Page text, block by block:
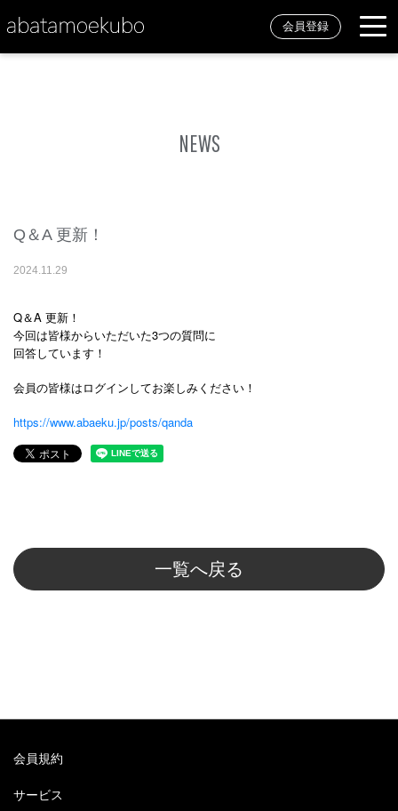
会員登録
NEWS
Q＆A 更新！
2024.11.29
Q＆A 更新！
今回は皆様からいただいた3つの質問に
回答しています！
会員の皆様はログインしてお楽しみください！
https://www.abaeku.jp/posts/qanda
一覧へ戻る
会員規約
サービス